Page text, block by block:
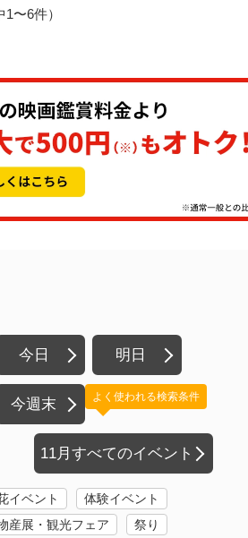
〜6件）
今日 明日
今週末
11月すべてのイベント
よく使われる検索条件
イベント
体験イベント
産展・観光フェア
祭り